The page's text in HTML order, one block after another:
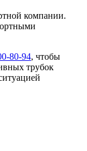
компании.
80-94, чтобы
трубок